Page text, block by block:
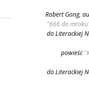
Robert Gong,
"666 do
do Literackiej
powieść
do Literackiej